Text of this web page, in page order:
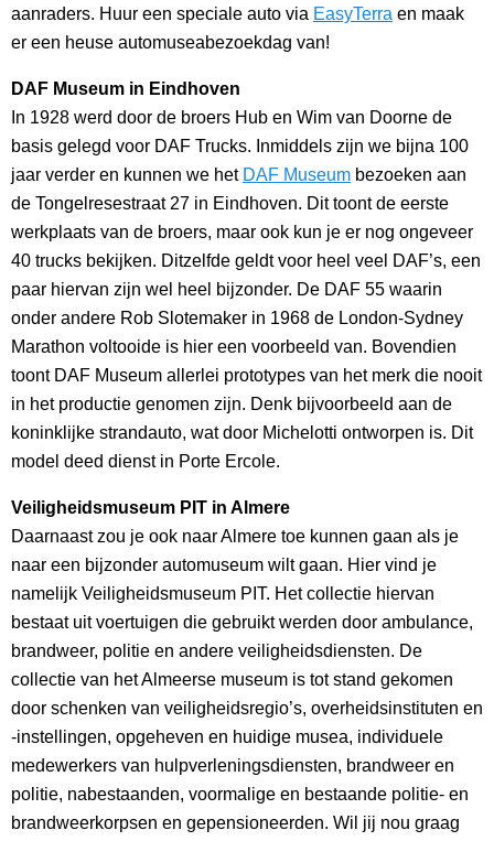
aanraders. Huur een speciale auto via EasyTerra en maak
er een heuse automuseabezoekdag van!
DAF Museum in Eindhoven
In 1928 werd door de broers Hub en Wim van Doorne de
basis gelegd voor DAF Trucks. Inmiddels zijn we bijna 100
jaar verder en kunnen we het DAF Museum bezoeken aan
de Tongelresestraat 27 in Eindhoven. Dit toont de eerste
werkplaats van de broers, maar ook kun je er nog ongeveer
40 trucks bekijken. Ditzelfde geldt voor heel veel DAF’s, een
paar hiervan zijn wel heel bijzonder. De DAF 55 waarin
onder andere Rob Slotemaker in 1968 de London-Sydney
Marathon voltooide is hier een voorbeeld van. Bovendien
toont DAF Museum allerlei prototypes van het merk die nooit
in het productie genomen zijn. Denk bijvoorbeeld aan de
koninklijke strandauto, wat door Michelotti ontworpen is. Dit
model deed dienst in Porte Ercole.
Veiligheidsmuseum PIT in Almere
Daarnaast zou je ook naar Almere toe kunnen gaan als je
naar een bijzonder automuseum wilt gaan. Hier vind je
namelijk Veiligheidsmuseum PIT. Het collectie hiervan
bestaat uit voertuigen die gebruikt werden door ambulance,
brandweer, politie en andere veiligheidsdiensten. De
collectie van het Almeerse museum is tot stand gekomen
door schenken van veiligheidsregio’s, overheidsinstituten en
-instellingen, opgeheven en huidige musea, individuele
medewerkers van hulpverleningsdiensten, brandweer en
politie, nabestaanden, voormalige en bestaande politie- en
brandweerkorpsen en gepensioneerden. Wil jij nou graag